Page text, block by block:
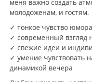
меня важно создать
молодоженам, и гостям.
✓ тонкое чувство
✓ современный взгляд
✓ свежие идеи и
✓ умение чувствовать
динамикой вечера